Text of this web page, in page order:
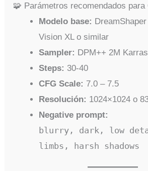
🧩 Parámetros recomendados para
Modelo base:
Vision XL o similar
Sampler: DPM++ 2M Karras
Steps: 30-40
CFG Scale: 7.0 – 7.5
Resolución: 1024×1024 o
Negative prompt:
blurry, dark, low
limbs, harsh shadows